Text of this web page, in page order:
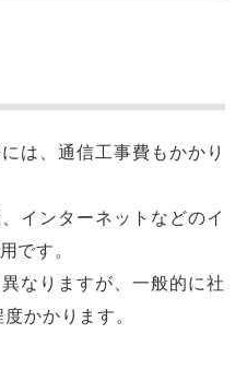
は、通信工事費もかかり
インターネットなどのイ
です。
なりますが、一般的に社
かかります。